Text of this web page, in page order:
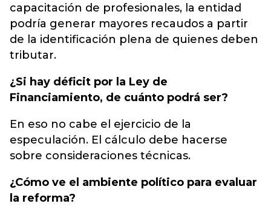
capacitación de profesionales, la entidad
podría generar mayores recaudos a partir
de la identificación plena de quienes deben
tributar.
¿Si hay déficit por la Ley de
Financiamiento, de cuánto podrá ser?
En eso no cabe el ejercicio de la
especulación. El cálculo debe hacerse
sobre consideraciones técnicas.
¿Cómo ve el ambiente político para evaluar
la reforma?